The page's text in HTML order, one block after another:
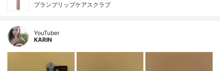
プランプリップケアスクラブ
YouTuber
KARIN